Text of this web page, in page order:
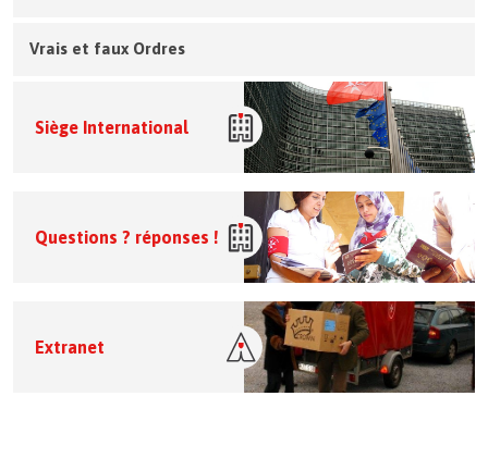
Vrais et faux Ordres
Siège International
Questions ? réponses !
Extranet